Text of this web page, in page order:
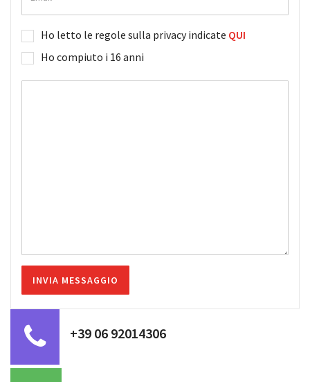
Ho letto le regole sulla privacy indicate QUI
Ho compiuto i 16 anni
+39 06 92014306